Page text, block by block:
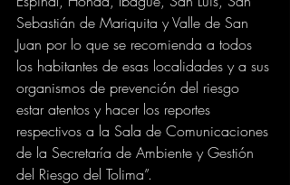
Sebastián de Mariquita y Valle de San
Juan por lo que se recomienda a todos
los habitantes de esas localidades y a sus
organismos de prevención del riesgo
estar atentos y hacer los reportes
respectivos a la Sala de Comunicaciones
de la Secretaría de Ambiente y Gestión
del Riesgo del Tolima”.